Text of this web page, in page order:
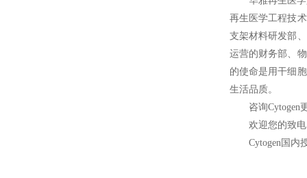
再生医学工程技
支架材料研发部
运营的财务部、
的使命是用干细
生活品质。
咨询Cytogen
欢迎您的
Cytogen 国内